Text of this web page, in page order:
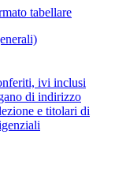
tabellare
ivi inclusi
di indirizzo
e titolari di